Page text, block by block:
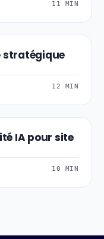
11 MIN
stratégique
12 MIN
IA pour site
10 MIN